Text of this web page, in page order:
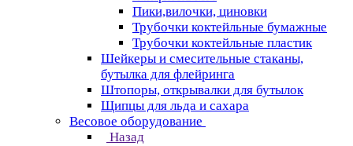
Пики,вилочки, циновки
Трубочки коктейльные бумажные
Трубочки коктейльные пластик
Шейкеры и смесительные стаканы,
бутылка для флейринга
Штопоры, открывалки для бутылок
Щипцы для льда и сахара
Весовое оборудование
Назад